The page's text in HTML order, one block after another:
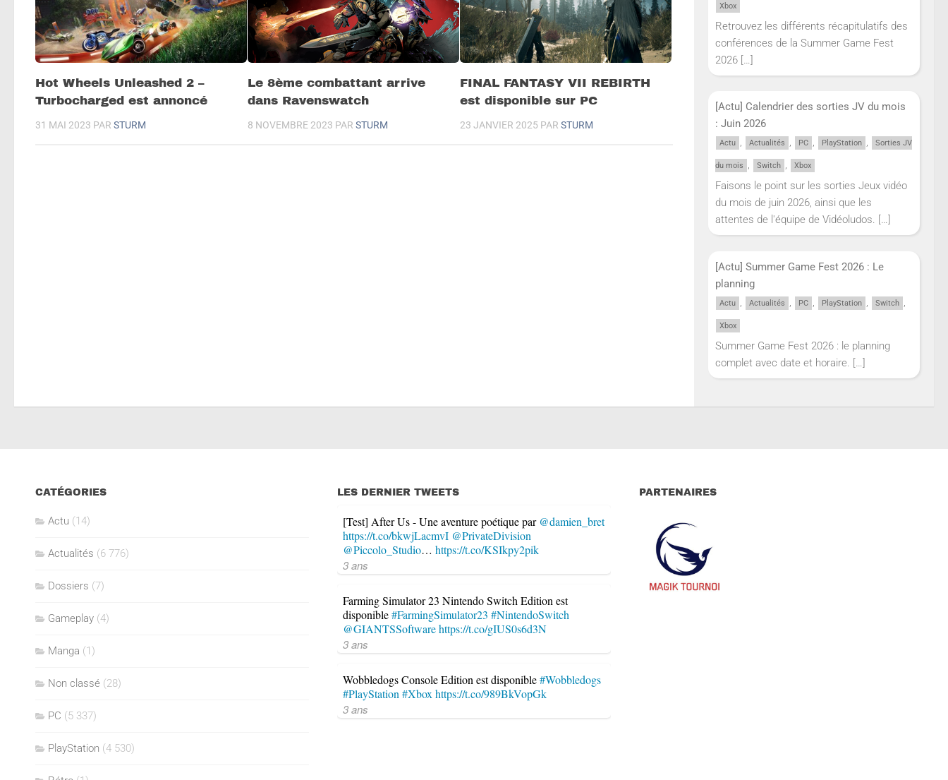
Hot Wheels Unleashed 2 –
Turbocharged est annoncé
31 MAI 2023 PAR STURM
Le 8ème combattant arrive
dans Ravenswatch
8 NOVEMBRE 2023 PARSTURM
FINAL FANTASY VII REBIRTH
est disponible sur PC
23 JANVIER 2025 PARSTURM
Xbox
Retrouvez les différents récapitulatifs des
conférences de la Summer Game Fest
2026 […]
[Actu] Calendrier des sorties JV du mois
: Juin 2026
Actu , Actualités , PC , PlayStation , Sorties JV
du mois , Switch , Xbox
Faisons le point sur les sorties Jeux vidéo
du mois de juin 2026, ainsi que les
attentes de l'équipe de Vidéoludos. […]
[Actu] Summer Game Fest 2026 : Le
planning
Actu , Actualités , PC , PlayStation , Switch ,
Xbox
Summer Game Fest 2026 : le planning
complet avec date et horaire. […]
CATÉGORIES
Actu (14)
Actualités (6 776)
Dossiers (7)
Gameplay (4)
Manga (1)
Non classé (28)
PC (5 337)
PlayStation (4 530)
LES DERNIER TWEETS
[Test] After Us - Une aventure poétique par @damien_bret
https://t.co/bkwjLacmvI @PrivateDivision
@Piccolo_Studio… https://t.co/KSIkpy2pik
3 ans
Farming Simulator 23 Nintendo Switch Edition est
disponible#FarmingSimulator23 #NintendoSwitch
@GIANTSSoftwarehttps://t.co/gIUS0s6d3N
3 ans
Wobbledogs Console Edition est disponible#Wobbledogs
#PlayStation #Xbox https://t.co/989BkVopGk
3 ans
PARTENAIRES